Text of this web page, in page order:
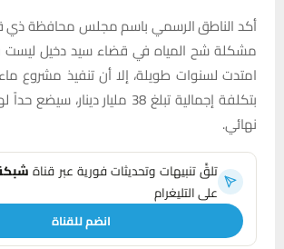
أكد الناطق الرسمي باسم مجلس محافظة ذي
مشكلة شح المياه في قضاء سيد دخيل ليست
امتدت لسنوات طويلة، إلا أن تنفيذ مشروع
بتكلفة إجمالية تبلغ 38 مليار
نهائي.
تلقَّ تنبيهات وتحديثات فورية عبر قناة
على التليغرام
انضم للقناة